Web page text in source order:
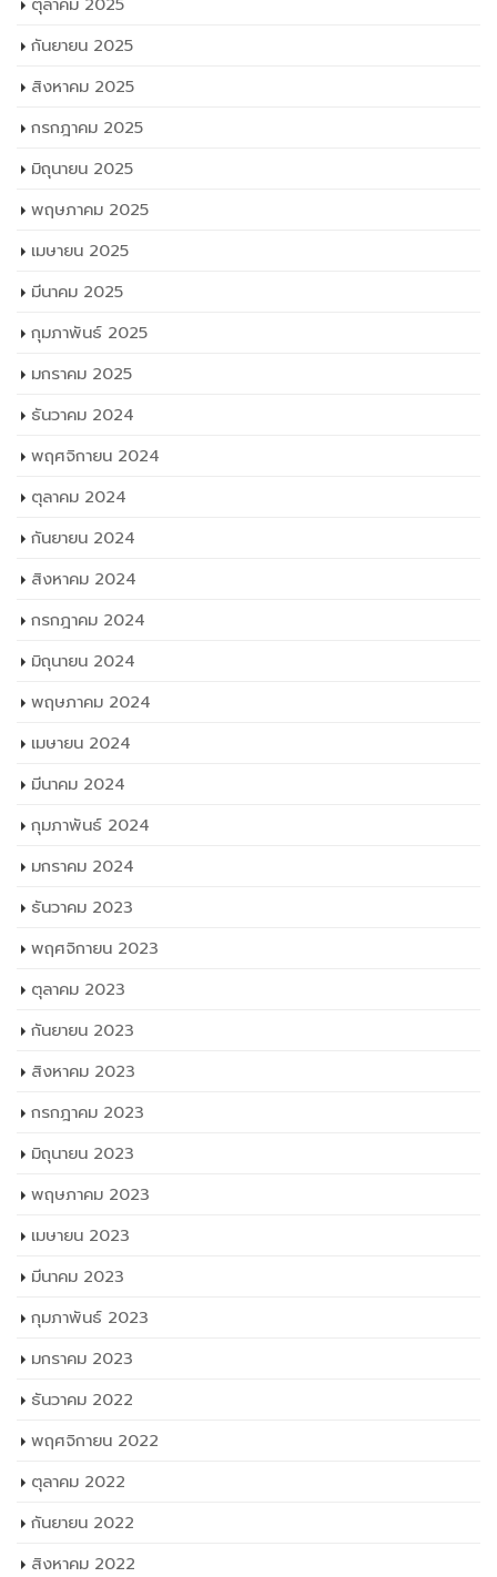
กันยายน 2025
สิงหาคม 2025
กรกฎาคม 2025
มิถุนายน 2025
พฤษภาคม 2025
เมษายน 2025
มีนาคม 2025
กุมภาพันธ์ 2025
มกราคม 2025
ธันวาคม 2024
พฤศจิกายน 2024
ตุลาคม 2024
กันยายน 2024
สิงหาคม 2024
กรกฎาคม 2024
มิถุนายน 2024
พฤษภาคม 2024
เมษายน 2024
มีนาคม 2024
กุมภาพันธ์ 2024
มกราคม 2024
ธันวาคม 2023
พฤศจิกายน 2023
ตุลาคม 2023
กันยายน 2023
สิงหาคม 2023
กรกฎาคม 2023
มิถุนายน 2023
พฤษภาคม 2023
เมษายน 2023
มีนาคม 2023
กุมภาพันธ์ 2023
มกราคม 2023
ธันวาคม 2022
พฤศจิกายน 2022
ตุลาคม 2022
กันยายน 2022
สิงหาคม 2022